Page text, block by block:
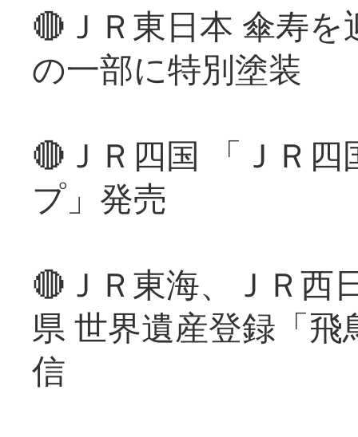
🔴ＪＲ東日本 傘寿
の一部に特別塗装
🔴ＪＲ四国 「ＪＲ
プ」発売
🔴ＪＲ東海、ＪＲ西
県 世界遺産登録「
信